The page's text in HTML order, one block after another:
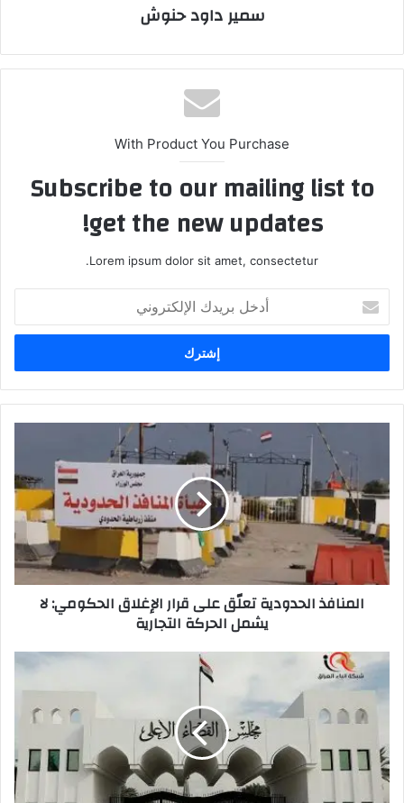
سمير داود حنوش
With Product You Purchase
Subscribe to our mailing list to
get the new updates!
Lorem ipsum dolor sit amet, consectetur.
بريدك
الإلكتروني
على
قرار
الإغلاق
الحكومي:
لا
يشمل
الحركةالمنافذ الحدودية تعلّق على قرار الإغلاق الحكومي: لا
يشمل الحركة التجارية
القضاء
العراقي
الاجراءات
بحق
كل
من